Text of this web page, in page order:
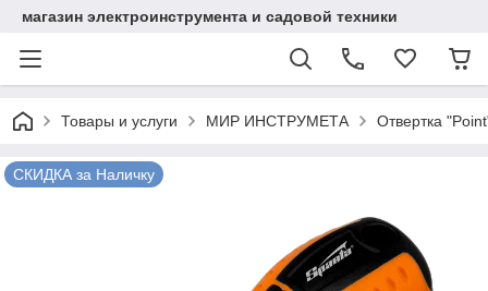
магазин электроинструмента и садовой техники
Товары и услуги МИР ИНСТРУМЕТА Отвертка
СКИДКА за Наличку